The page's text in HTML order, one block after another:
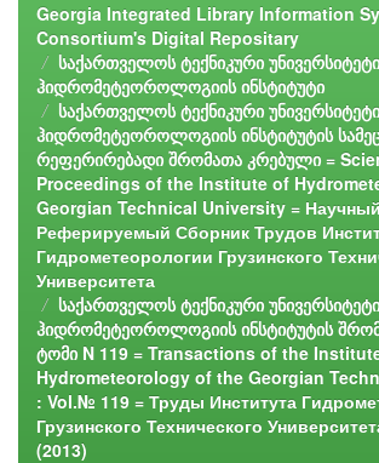
Georgia Integrated Library Information
Consortium's Digital Repositary
საქართველოს ტექნიკური
ჰიდრომეტეოროლოგიის ინსტიტუტი
საქართველოს ტექნიკური
ჰიდრომეტეოროლოგიის ინსტიტუტის
რეფერირებადი შრომათა კრებული =
Proceedings of the Institute of
Georgian Technical University = Научный
Реферируемый Сборник Трудов
Гидрометеорологии Грузинского
Университета
საქართველოს ტექნიკური
ჰიდრომეტეოროლოგიის ინსტიტუტის
ტომი N 119 = Transactions of the
Hydrometeorology of the Georgian
: Vol.№ 119 = Труды Института
Грузинского Технического
(2013)